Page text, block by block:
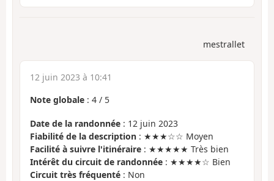
mestrallet
12 juin 2023 à 10:41
Note globale : 4 / 5
Date de la randonnée : 12 juin 2023
Fiabilité de la description : ★★★☆☆ Moyen
Facilité à suivre l'itinéraire : ★★★★★ Très bien
Intérêt du circuit de randonnée : ★★★★☆ Bien
Circuit très fréquenté : Non